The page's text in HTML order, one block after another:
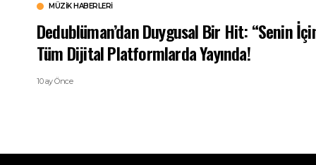
MÜZIK HABERLERI
Dedublüman’dan Duygusal Bir Hit: “Senin
Tüm Dijital Platformlarda Yayında!
10 ay Önce